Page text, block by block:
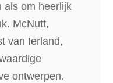
als om heerlijk
McNutt,
van Ierland,
ontwerpen.